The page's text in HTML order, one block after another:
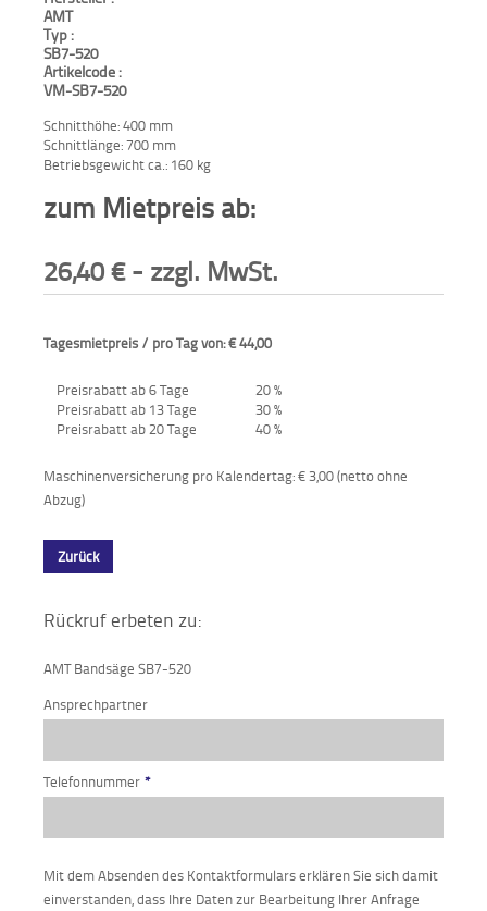
Anfahrt
AMT
Typ :
SB7-520
Artikelcode :
VM-SB7-520
Schnitthöhe: 400 mm
Schnittlänge: 700 mm
Betriebsgewicht ca.: 160 kg
zum Mietpreis ab:
26,40€- zzgl. MwSt.
Tagesmietpreis / pro Tag von: € 44,00
Preisrabatt ab 6 Tage
Preisrabatt ab 13 Tage
Preisrabatt ab 20 Tage
20 %
30 %
40 %
Maschinenversicherung pro Kalendertag: € 3,00 (netto ohne
Abzug)
Zurück
Rückruf erbeten zu:
AMT Bandsäge SB7-520
Ansprechpartner
Telefonnummer *
Mit dem Absenden des Kontaktformulars erklären Sie sich damit
einverstanden, dass Ihre Daten zur Bearbeitung Ihrer Anfrage